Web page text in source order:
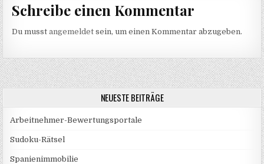
Schreibe einen Kommentar
Du musstangemeldet sein, um einen Kommentar abzugeben.
NEUESTE BEITRÄGE
Arbeitnehmer-Bewertungsportale
Sudoku-Rätsel
Spanienimmobilie